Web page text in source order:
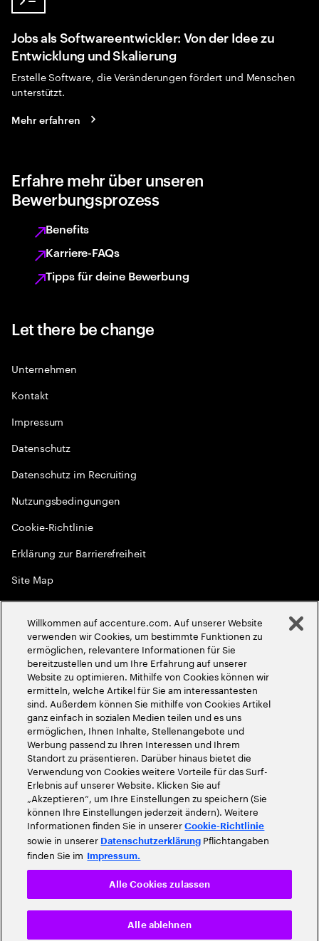
Jobs als Softwareentwickler: Von der Idee zu
Entwicklung und Skalierung
Erstelle Software, die Veränderungen fördert und Menschen
unterstützt.
Mehr erfahren
Erfahre mehr über unseren
Bewerbungsprozess
Benefits
Karriere-FAQs
Tipps für deine Bewerbung
Let there be change
Unternehmen
Kontakt
Impressum
Datenschutz
Datenschutz im Recruiting
Nutzungsbedingungen
Cookie-Richtlinie
Erklärung zur Barrierefreiheit
Site Map
Globale Meritokratie
2026Accenture. Alle Rechte vorbehalten
Willkommen auf accenture.com. Auf unserer Website
verwenden wir Cookies, um bestimmte Funktionen zu
ermöglichen, relevantere Informationen für Sie
bereitzustellen und um Ihre Erfahrung auf unserer
Website zu optimieren. Mithilfe von Cookies können wir
ermitteln, welche Artikel für Sie am interessantesten
sind. Außerdem können Sie mithilfe von Cookies Artikel
ganz einfach in sozialen Medien teilen und es uns
ermöglichen, Ihnen Inhalte, Stellenangebote und
Werbung passend zu Ihren Interessen und Ihrem
Standort zu präsentieren. Darüber hinaus bietet die
Verwendung von Cookies weitere Vorteile für das Surf-
Erlebnis auf unserer Website. Klicken Sie auf
„Akzeptieren“, um Ihre Einstellungen zu speichern (Sie
können Ihre Einstellungen jederzeit ändern). Weitere
Informationen finden Sie in unsererCookie-Richtlinie
sowie in unserer Datenschutzerklärung Pflichtangaben
finden Sie im Impressum.
Alle ablehnen
Alle Cookies zulassen